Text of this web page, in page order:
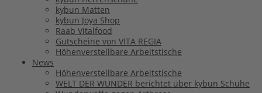
kybun Matten
kybun Joya Shop
Raab Vitalfood
Gutscheine von VITA REGIA
Höhenverstellbare Arbeitstische
News
Höhenverstellbare Arbeitstische
WELT DER WUNDER berichtet über kybun Schuhe